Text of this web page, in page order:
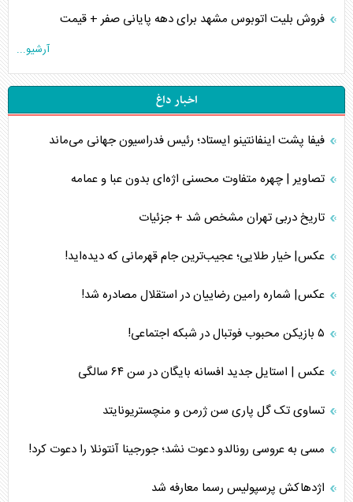
فروش بلیت اتوبوس مشهد برای دهه پایانی صفر + قیمت
آرشیو...
اخبار داغ
فیفا پشت اینفانتینو ایستاد؛ رئیس فدراسیون جهانی می‌ماند
تصاویر | چهره متفاوت محسنی اژه‌ای بدون عبا و عمامه
تاریخ دربی تهران مشخص شد + جزئیات
عکس| خیار طلایی؛ عجیب‌ترین جام قهرمانی که دیده‌اید!
عکس| شماره رامین رضاییان در استقلال مصادره شد!
عکس | استایل جدید افسانه بایگان در سن ۶۴ سالگی
تساوی تک گل پاری سن ژرمن و منچستریونایتد
مسی به عروسی رونالدو دعوت نشد؛ جورجینا آنتونلا را دعوت کرد!
اژدهاکش پرسپولیس رسما معارفه شد